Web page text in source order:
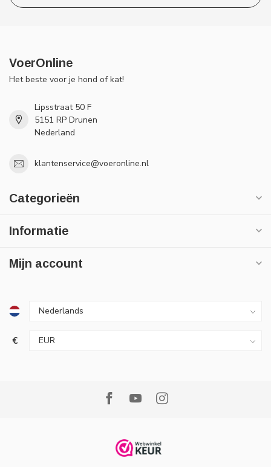
VoerOnline
Het beste voor je hond of kat!
Lipsstraat 50 F
5151 RP Drunen
Nederland
klantenservice@voeronline.nl
Categorieën
Informatie
Mijn account
€